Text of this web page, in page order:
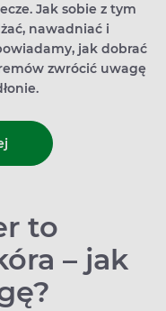
Jak sobie z tym
nawadniać i
jak dobrać
zwrócić uwagę
to
– jak